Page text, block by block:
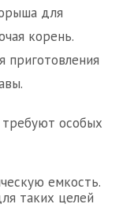
для
корень.
приготовления
особых
емкость.
таких целей